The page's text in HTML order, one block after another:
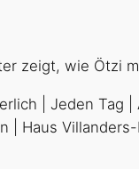
zeigt, wie Ötzi
| Jeden Tag
| Haus